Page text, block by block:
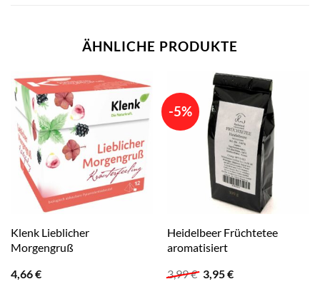
ÄHNLICHE PRODUKTE
Klenk Lieblicher
Morgengruß
4,66€
-5%
Heidelbeer Früchtetee
aromatisiert
3,99€ Ursprünglicher
Preis
3,95€Aktueller